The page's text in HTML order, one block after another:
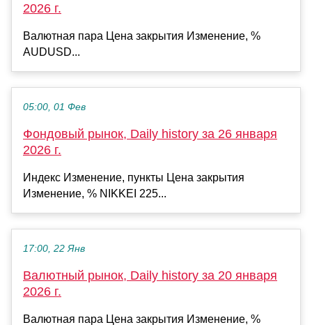
2026 г.
Валютная пара Цена закрытия Изменение, %
AUDUSD...
05:00, 01 Фев
Фондовый рынок, Daily history за 26 января
2026 г.
Индекс Изменение, пункты Цена закрытия
Изменение, % NIKKEI 225...
17:00, 22 Янв
Валютный рынок, Daily history за 20 января
2026 г.
Валютная пара Цена закрытия Изменение, %